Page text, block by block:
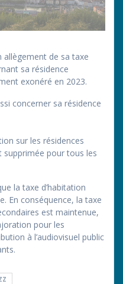
allègement de sa taxe
sa résidence
exonéré en 2023.
concerner sa résidence
sur les résidences
supprimée pour tous les
la taxe d’habitation
En conséquence, la taxe
est maintenue,
pour les
à l’audiovisuel public